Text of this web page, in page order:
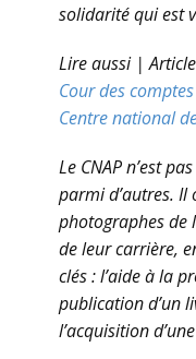
solidarité qui est
Lire aussi |
Cour des
Centre national
Le CNAP n’est
parmi d’autres.
photographes de
de leur carrière,
clés : l’aide à la
publication d’un
l’acquisition